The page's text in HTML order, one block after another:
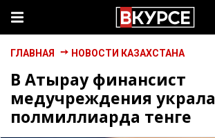
ГЛАВНАЯ НОВОСТИ КАЗАХСТАНА
В Атырау финансист
медучреждения украла
полмиллиарда тенге